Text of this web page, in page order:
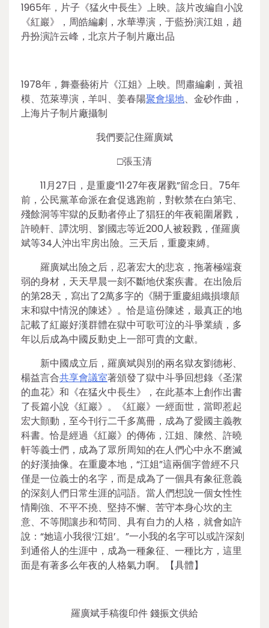
1965年，片子《猛火中長生》上映。該片改編自小說
《紅巖》，周皓編劇，水華導演，于藍扮演江姐，趙
丹扮演許云峰，北京片子制片廠出品
1978年，舞臺藝術片《江姐》上映。閆肅編劇，黃祖
模、范萊導演，羊叫、姜春陽聚會場地、金砂作曲，
上海片子制片廠攝制
我們要記住羅廣斌
□張玉清
11月27日，是重慶“11·27年夜屠戮”留念日。75年
前，公民黨革命派在倉促逃跑前，對軟禁在白第宅、
殘餘洞等牢獄的反動者停止了猖狂的年夜範圍屠戮，
許曉軒、譚沈明、劉國志等近200人被殺戮，僅羅廣
斌等34人沖出牢房出險。三天后，重慶束縛。
羅廣斌出險之后，忍著宏大的悲哀，拖著極端衰
弱的身材，天天早晨一刻不斷地伏案疾書。在出險后
的第28天，寫出了2萬多字的《關于重慶組織損壞顛
末和獄中情況的陳述》。恰是這份陳述，最真正的地
記載了紅巖好漢群體在獄中可歌可泣的斗爭業績，多
年以后成為中國反動史上一部可貴的文獻。
新中國成立后，羅廣斌與別的兩名獄友劉德彬、
楊益言合共享會議室著頒發了獄中斗爭回想錄《圣潔
的血花》和《在猛火中長生》，在此基本上創作出書
了長篇小說《紅巖》。《紅巖》一經面世，當即惹起
宏大顫動，至今刊行二千多萬冊，成為了愛國主義教
科書。恰是經過《紅巖》的傳佈，江姐、陳然、許曉
軒等義士們，成為了眾所周知的在人們心中永不磨滅
的好漢抽像。在重慶本地，“江姐”這兩個字曾經不只
僅是一位義士的名字，而是成為了一個具有象征意義
的深刻人們日常生涯的詞語。當人們想說一個女性性
情剛強、不平不撓、堅持不懈、苦守本身心坎的主
意、不等閒讓步和茍同、具有自力的人格，就會如許
說：“她這小我很‘江姐’。”一小我的名字可以或許深刻
到通俗人的生涯中，成為一種象征、一種比方，這里
面是有著多么年夜的人格氣力啊。【具體】
羅廣斌手稿復印件 錢振文供給